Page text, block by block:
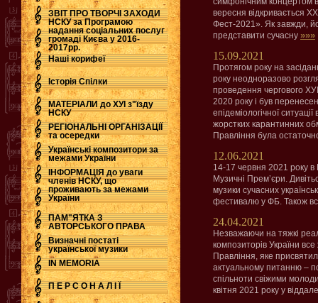
ЗВІТ ПРО ТВОРЧІ ЗАХОДИ
НСКУ за Програмою
надання соціальних послуг
громаді Києва у 2016-
2017рр.
.
Наші корифеї
Історія Спілки
МАТЕРІАЛИ до ХУІ з"їзду
НСКУ
РЕГІОНАЛЬНІ ОРГАНІЗАЦІЇ
та осередки
Українські композитори за
межами України
ІНФОРМАЦІЯ до уваги
членів НСКУ, що
проживають за межами
України
ПАМ"ЯТКА З
АВТОРСЬКОГО ПРАВА
Визначні постаті
української музики
IN MEMORIA
П Е Р С О Н А Л І Ї
вересня відкривається
Фест-2021». Як завжди,
представити сучасну »»»
15.09.2021
Протягом року на
року неодноразово
проведення чергового
2020 року і був
епідеміологічної
жорстких карантинних
Правління була
12.06.2021
14-17 червня 2021 року в
Музичні Прем’єри.
музики сучасних
фестивалю у ФБ. Також
24.04.2021
Незважаючи на тяжкі
композиторів України
Правління, яке
актуальному питанню –
спільноти свіжими
квітня 2021 року у